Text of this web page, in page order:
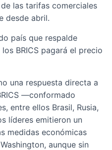
las tarifas comerciales
desde abril.
país que respalde
BRICS pagará el precio
una respuesta directa a
—conformado
entre ellos Brasil, Rusia,
líderes emitieron un
medidas económicas
aunque sin